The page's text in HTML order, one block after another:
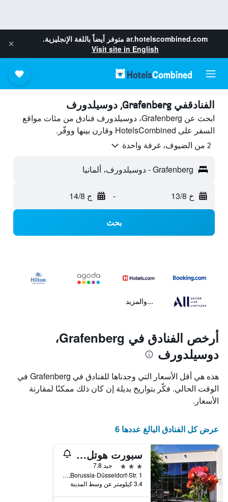
ar.hotelscombined.com متوفر أيضاً باللغة الإنجليزية.
Visit site in English
الفنادقفي Grafenberg, دوسيلدورف
ابحث عن Grafenberg، دوسيلدورف فنادق من مئات مواقع
السفر على HotelsCombined وقارن بينها ووفّر.
2 من الضيوف، غرفة واحدة
Grafenberg - دوسيلدورف، ألمانيا
خ 13/8 - ج 14/8
بحث
...والمزيد
أرخص الفنادق في Grafenberg،
دوسيلدورف
هذه هي أقل الأسعار التي وجدناها للفنادق في Grafenberg في
الوقت الحالي. فكّر بتواريخ بديلة إن كان ذلك ممكنًا لمقارنة
الأسعار.
عرض كل الفنادق البالغ عددها 6
سبورت هوتل بوروسيا دوسلدورف
3 نجوم
جيد 7.8
Borussia-Düsseldorf-Str. 1, دوسيلدورف, ولاية شمال الراين وستفاليا, ألمانيا
3.4 كيلومتر عن وسط المدينة